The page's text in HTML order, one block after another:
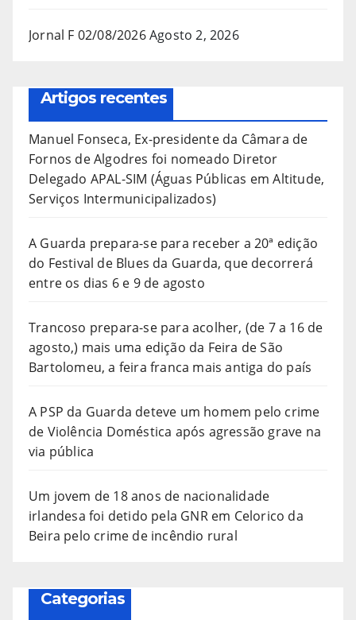
Jornal F 02/08/2026Agosto 2, 2026
Artigos recentes
Manuel Fonseca, Ex-presidente da Câmara de
Fornos de Algodres foi nomeado Diretor
Delegado APAL-SIM (Águas Públicas em Altitude,
Serviços Intermunicipalizados)
A Guarda prepara-se para receber a 20ª edição
do Festival de Blues da Guarda, que decorrerá
entre os dias 6 e 9 de agosto
Trancoso prepara-se para acolher, (de 7 a 16 de
agosto,) mais uma edição da Feira de São
Bartolomeu, a feira franca mais antiga do país
A PSP da Guarda deteve um homem pelo crime
de Violência Doméstica após agressão grave na
via pública
Um jovem de 18 anos de nacionalidade
irlandesa foi detido pela GNR em Celorico da
Beira pelo crime de incêndio rural
Categorias